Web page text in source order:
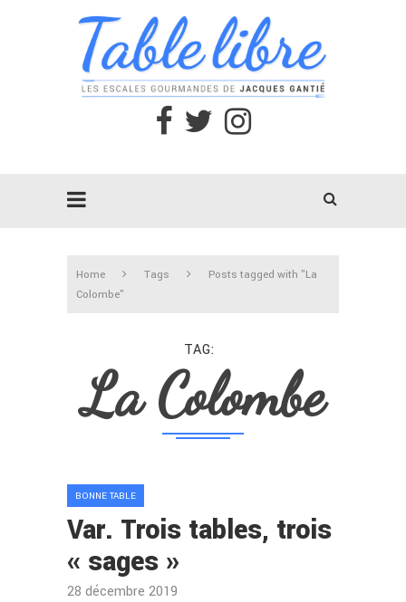
Home Tags
Posts tagged with "La
Colombe"
TAG
La Colombe
BONNE TABLE
Var. Trois tables, trois
« sages »
28 décembre 2019